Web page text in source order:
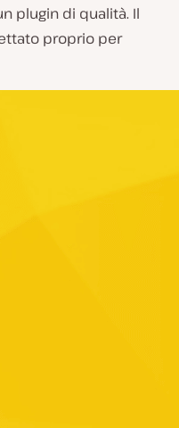
plugin di qualità. Il
proprio per